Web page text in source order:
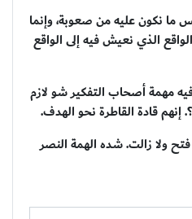
ما نكون عليه من صعوبة، وإنما
الذي نعيش فيه إلى الواقع
فيه مهمة أصحاب التفكير شو لازم
قادة القاطرة نحو الهدف.
ولا زالت. شده الهمة النصر